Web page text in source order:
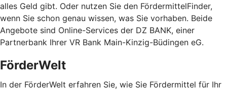
alles Geld gibt. Oder nutzen Sie den FördermittelFinder,
wenn Sie schon genau wissen, was Sie vorhaben. Beide
Angebote sind Online-Services der DZ BANK, einer
Partnerbank Ihrer VR Bank Main-Kinzig-Büdingen eG.
FörderWelt
In der FörderWelt erfahren Sie, wie Sie Fördermittel für Ihr